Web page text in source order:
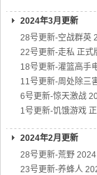
2024年3月更新
28号更新-空战群英
22号更新-走私 正式
18号更新-灌篮高手
11号更新-周处除三
6号更新-惊天激战
1号更新-饥饿游戏
2024年2月更新
28号更新-荒野 2024
23号更新-养蜂人